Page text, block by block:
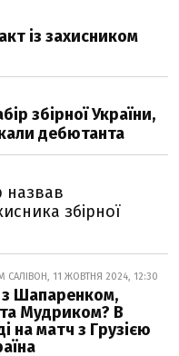
із захисником
збірної України,
дебютанта
назвав
збірної
11 ЖОВТНЯ 2024, 12:30
Шапаренком,
Мудриком? В
на матч з Грузією